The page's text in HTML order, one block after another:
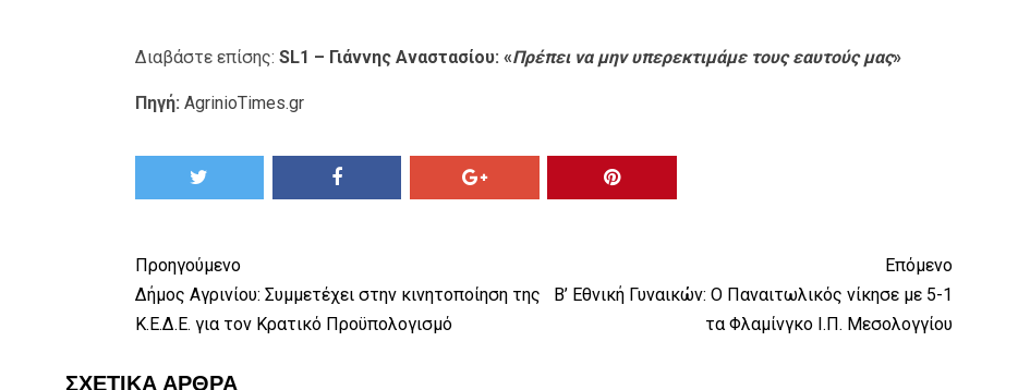
Διαβάστε επίσης: SL1 – Γιάννης Αναστασίου: «Πρέπει να μην υπερεκτιμάμε τους εαυτούς μας»
Πηγή: AgrinioTimes.gr
Προηγούμενο
Δήμος Αγρινίου: Συμμετέχει στην κινητοποίηση της
Κ.Ε.Δ.Ε. για τον Κρατικό Προϋπολογισμό
Επόμενο
Β’ Εθνική Γυναικών: Ο Παναιτωλικός νίκησε με 5-1
τα Φλαμίνγκο Ι.Π. Μεσολογγίου
ΣΧΕΤΙΚΆ ΆΡΘΡΑ